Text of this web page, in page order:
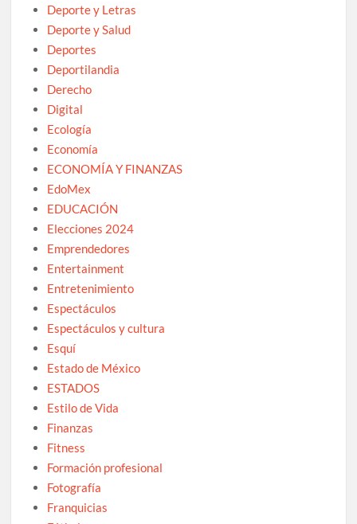
Deporte y Letras
Deporte y Salud
Deportes
Deportilandia
Derecho
Digital
Ecología
Economía
ECONOMÍA Y FINANZAS
EdoMex
EDUCACIÓN
Elecciones 2024
Emprendedores
Entertainment
Entretenimiento
Espectáculos
Espectáculos y cultura
Esquí
Estado de México
ESTADOS
Estilo de Vida
Finanzas
Fitness
Formación profesional
Fotografía
Franquicias